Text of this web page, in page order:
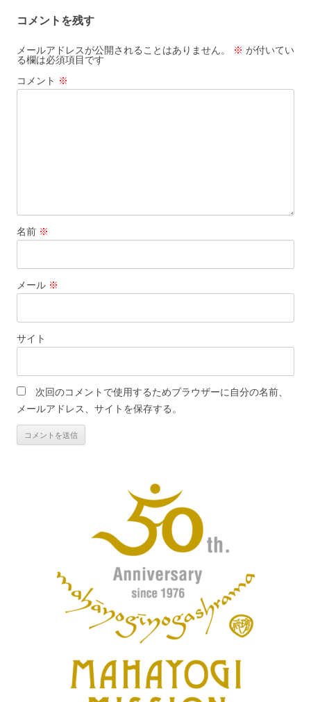
ゲ
ー
シ
ョ
コメントを残す
メールアドレスが公開されることはありません。 ※ が付いてい
る欄は必須項目です
コメント ※
名前 ※
メール ※
サイト
次回のコメントで使用するためブラウザーに自分の名前、
メールアドレス、サイトを保存する。